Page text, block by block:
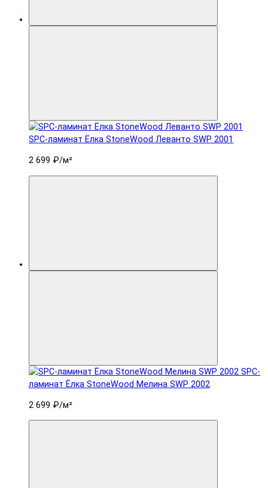
SPC-ламинат Ëлка StoneWood Леванто SWP 2001
2 699 ₽/м²
SPC-
ламинат Ëлка StoneWood Мелина SWP 2002
2 699 ₽/м²